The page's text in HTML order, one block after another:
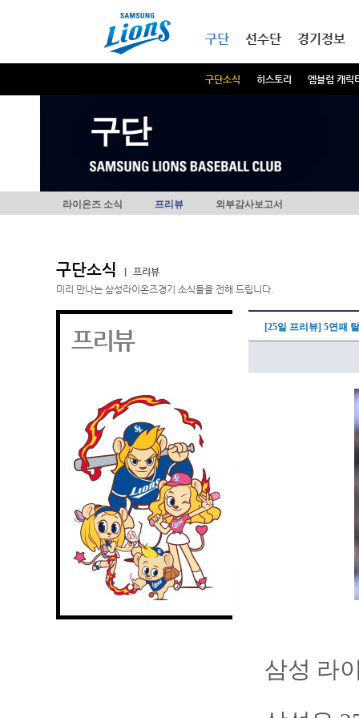
구단
구단소식 히스토리 엠블럼 캐릭
선수단 경기정보
구단
라이온즈 소식 프리뷰 외부감사보고서
구단소식
프리뷰
미리 만나는 삼성라이온즈경기 소식들을 전해 드립니다.
프리뷰 [25일 프리뷰] 5연패
삼성 라